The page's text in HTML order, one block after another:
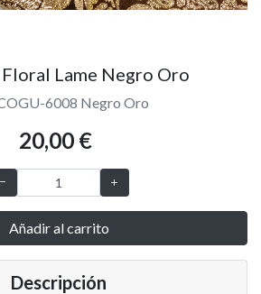
Lame Negro Oro
6008 Negro Oro
20,00 €
Añadir al carrito
Descripción